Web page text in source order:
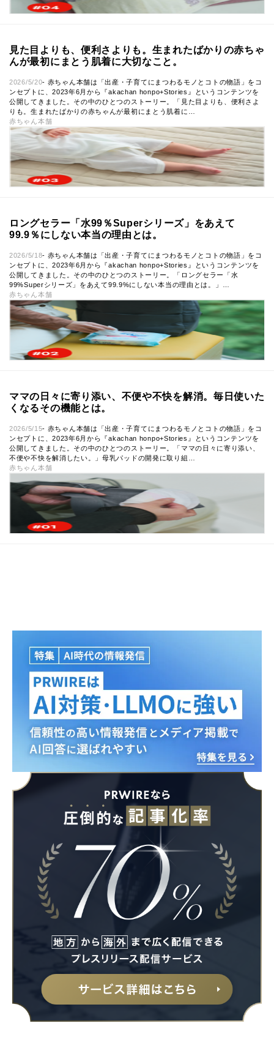
見た目よりも、便利さよりも。生まれたばかりの赤ちゃ
んが最初にまとう肌着に大切なこと。
2026/5/20- 赤ちゃん本舗は「出産・子育てにまつわるモノとコトの物語」をコ
ンセプトに、2023年6月から『akachan honpo+Stories』というコンテンツを
公開してきました。その中のひとつのストーリー。「見た目よりも、便利さよ
りも。生まれたばかりの赤ちゃんが最初にまとう肌着に…
赤ちゃん本舗
ロングセラー「水99％Superシリーズ」をあえて
99.9％にしない本当の理由とは。
2026/5/18- 赤ちゃん本舗は「出産・子育てにまつわるモノとコトの物語」をコ
ンセプトに、2023年6月から『akachan honpo+Stories』というコンテンツを
公開してきました。その中のひとつのストーリー。「ロングセラー「水
99%Superシリーズ」をあえて99.9%にしない本当の理由とは。」…
赤ちゃん本舗
ママの日々に寄り添い、不便や不快を解消。毎日使いた
くなるその機能とは。
2026/5/15- 赤ちゃん本舗は「出産・子育てにまつわるモノとコトの物語」をコ
ンセプトに、2023年6月から『akachan honpo+Stories』というコンテンツを
公開してきました。その中のひとつのストーリー。「ママの日々に寄り添い、
不便や不快を解消したい。」母乳パッドの開発に取り組…
赤ちゃん本舗
Japanese
English